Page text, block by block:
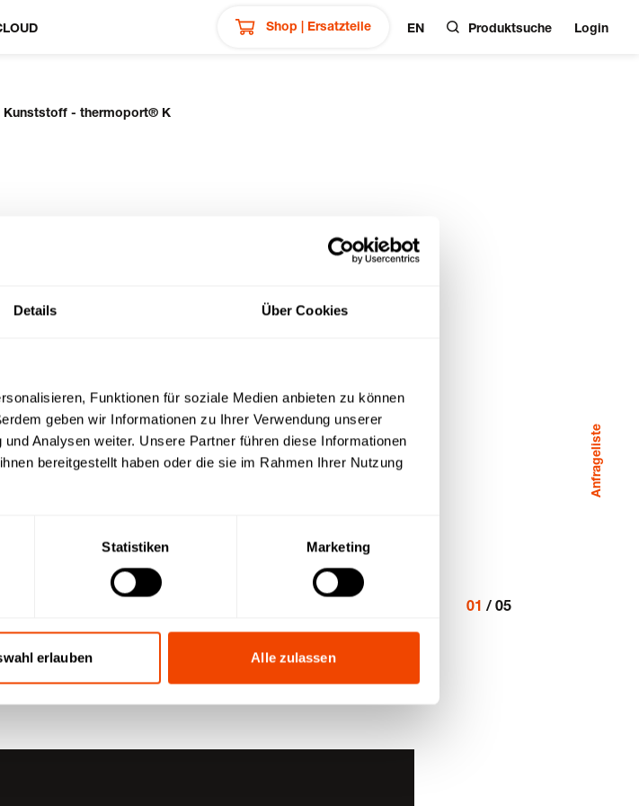
Details Über Cookies
Funktionen für soziale Medien anbieten zu können
geben wir Informationen zu Ihrer Verwendung unserer
Analysen weiter. Unsere Partner führen diese Informationen
bereitgestellt haben oder die sie im Rahmen Ihrer Nutzung
Statistiken Marketing
erlauben Alle zulassen
Shop | Ersatzteile EN Produktsuche Login
Kunststoff - thermoport® K
01 / 05
Anfrageliste